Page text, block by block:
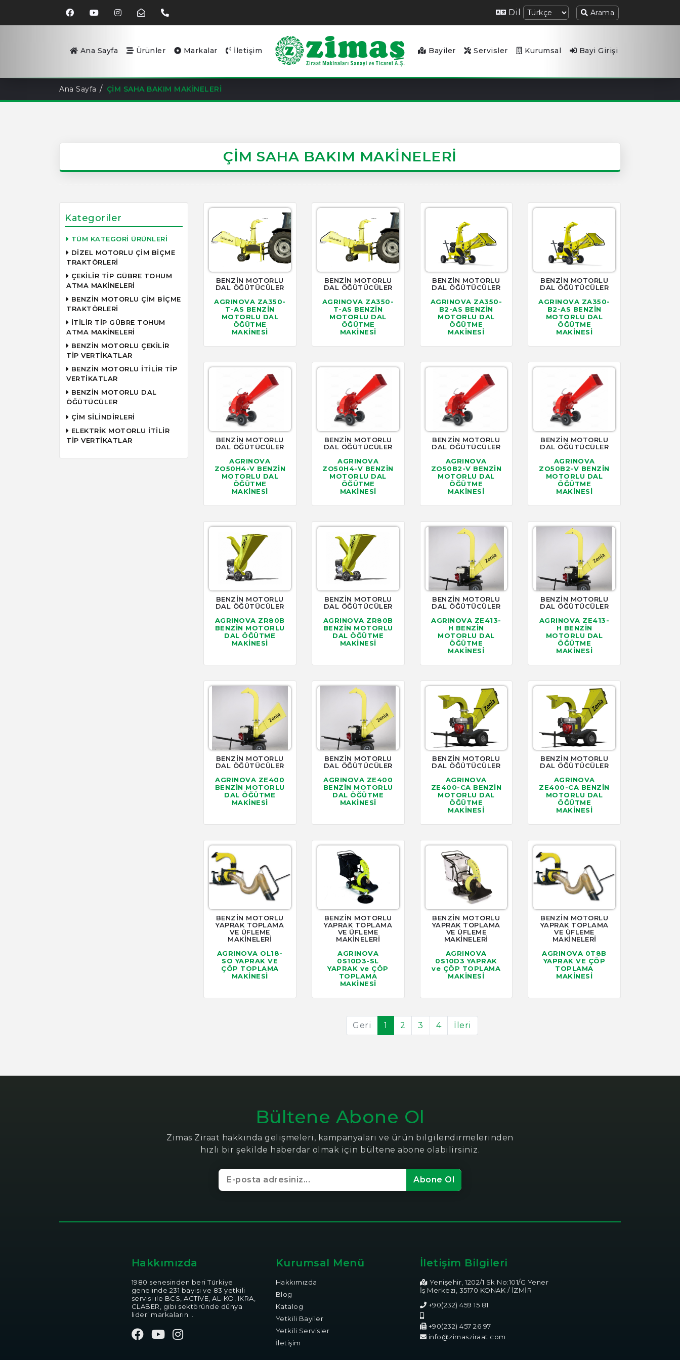
Dil Arama
Ana Sayfa Ürünler Markalar İletişim Bayiler Servisler Kurumsal Bayi Girişi
Ana Sayfa ÇİM SAHA BAKIM MAKİNELERİ
ÇİM SAHA BAKIM MAKİNELERİ
Kategoriler
TÜM KATEGORİ ÜRÜNLERİ
DİZEL MOTORLU ÇİM BİÇME
TRAKTÖRLERİ
ÇEKİLİR TİP GÜBRE TOHUM
ATMA MAKİNELERİ
BENZİN MOTORLU ÇİM BİÇME
TRAKTÖRLERİ
İTİLİR TİP GÜBRE TOHUM
ATMA MAKİNELERİ
BENZİN MOTORLU ÇEKİLİR
TİP VERTİKATLAR
BENZİN MOTORLU İTİLİR TİP
VERTİKATLAR
BENZİN MOTORLU DAL
ÖĞÜTÜCÜLER
ÇİM SİLİNDİRLERİ
ELEKTRİK MOTORLU İTİLİR
TİP VERTİKATLAR
BENZİN MOTORLU
DAL ÖĞÜTÜCÜLER
AGRINOVA ZA350-
T-AS BENZİN
MOTORLU DAL
ÖĞÜTME
MAKİNESİ
BENZİN MOTORLU
DAL ÖĞÜTÜCÜLER
AGRINOVA ZA350-
T-AS BENZİN
MOTORLU DAL
ÖĞÜTME
MAKİNESİ
BENZİN MOTORLU
DAL ÖĞÜTÜCÜLER
AGRINOVA ZA350-
B2-AS BENZİN
MOTORLU DAL
ÖĞÜTME
MAKİNESİ
BENZİN MOTORLU
DAL ÖĞÜTÜCÜLER
AGRINOVA ZA350-
B2-AS BENZİN
MOTORLU DAL
ÖĞÜTME
MAKİNESİ
BENZİN MOTORLU
DAL ÖĞÜTÜCÜLER
AGRINOVA
ZO50H4-V BENZİN
MOTORLU DAL
ÖĞÜTME
MAKİNESİ
BENZİN MOTORLU
DAL ÖĞÜTÜCÜLER
AGRINOVA
ZO50H4-V BENZİN
MOTORLU DAL
ÖĞÜTME
MAKİNESİ
BENZİN MOTORLU
DAL ÖĞÜTÜCÜLER
AGRINOVA
ZO50B2-V BENZİN
MOTORLU DAL
ÖĞÜTME
MAKİNESİ
BENZİN MOTORLU
DAL ÖĞÜTÜCÜLER
AGRINOVA
ZO50B2-V BENZİN
MOTORLU DAL
ÖĞÜTME
MAKİNESİ
BENZİN MOTORLU
DAL ÖĞÜTÜCÜLER
AGRINOVA ZR80B
BENZİN MOTORLU
DAL ÖĞÜTME
MAKİNESİ
BENZİN MOTORLU
DAL ÖĞÜTÜCÜLER
AGRINOVA ZR80B
BENZİN MOTORLU
DAL ÖĞÜTME
MAKİNESİ
BENZİN MOTORLU
DAL ÖĞÜTÜCÜLER
AGRINOVA ZE413-
H BENZİN
MOTORLU DAL
ÖĞÜTME
MAKİNESİ
BENZİN MOTORLU
DAL ÖĞÜTÜCÜLER
AGRINOVA ZE413-
H BENZİN
MOTORLU DAL
ÖĞÜTME
MAKİNESİ
BENZİN MOTORLU
DAL ÖĞÜTÜCÜLER
AGRINOVA ZE400
BENZİN MOTORLU
DAL ÖĞÜTME
MAKİNESİ
BENZİN MOTORLU
DAL ÖĞÜTÜCÜLER
AGRINOVA ZE400
BENZİN MOTORLU
DAL ÖĞÜTME
MAKİNESİ
BENZİN MOTORLU
DAL ÖĞÜTÜCÜLER
AGRINOVA
ZE400-CA BENZİN
MOTORLU DAL
ÖĞÜTME
MAKİNESİ
BENZİN MOTORLU
DAL ÖĞÜTÜCÜLER
AGRINOVA
ZE400-CA BENZİN
MOTORLU DAL
ÖĞÜTME
MAKİNESİ
BENZİN MOTORLU
YAPRAK TOPLAMA
VE ÜFLEME
MAKİNELERİ
AGRINOVA OL18-
SO YAPRAK VE
ÇÖP TOPLAMA
MAKİNESİ
BENZİN MOTORLU
YAPRAK TOPLAMA
VE ÜFLEME
MAKİNELERİ
AGRINOVA
0S10D3-SL
YAPRAK ve ÇÖP
TOPLAMA
MAKİNESİ
BENZİN MOTORLU
YAPRAK TOPLAMA
VE ÜFLEME
MAKİNELERİ
AGRINOVA
0S10D3 YAPRAK
ve ÇÖP TOPLAMA
MAKİNESİ
BENZİN MOTORLU
YAPRAK TOPLAMA
VE ÜFLEME
MAKİNELERİ
AGRINOVA 0T8B
YAPRAK VE ÇÖP
TOPLAMA
MAKİNESİ
Geri 1 2 3 4 İleri
Bültene Abone Ol
Zimas Ziraat hakkında gelişmeleri, kampanyaları ve ürün bilgilendirmelerinden
hızlı bir şekilde haberdar olmak için bültene abone olabilirsiniz.
Abone Ol
Hakkımızda
1980 senesinden beri Türkiye
genelinde 231 bayisi ve 83 yetkili
servisi ile BCS, ACTIVE, AL-KO, IKRA,
CLABER, gibi sektöründe dünya
lideri markaların...
Kurumsal Menü
Hakkımızda
Blog
Katalog
Yetkili Bayiler
Yetkili Servisler
İletişim
İletişim Bilgileri
Yenişehir, 1202/1 Sk No:101/G Yener
İş Merkezi, 35170 KONAK / İZMİR
+90(232) 459 15 81
+90(232) 457 26 97
info@zimasziraat.com